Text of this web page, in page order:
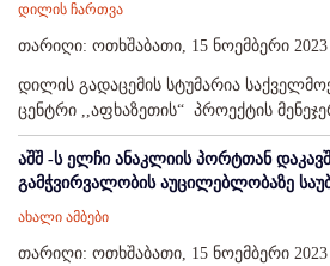
დილის ჩართვა
თარიღი: ოთხშაბათი, 15 ნოემბერი 2023
დილის გადაცემის სტუმარია
ცენტრი ,,აფხაზეთის“ პროექტის
აშშ -ს ელჩი ანაკლიის პორტთან
გამჭვირვალობის აუცილებლობაზე
ახალი ამბები
თარიღი: ოთხშაბათი, 15 ნოემბერი 2023